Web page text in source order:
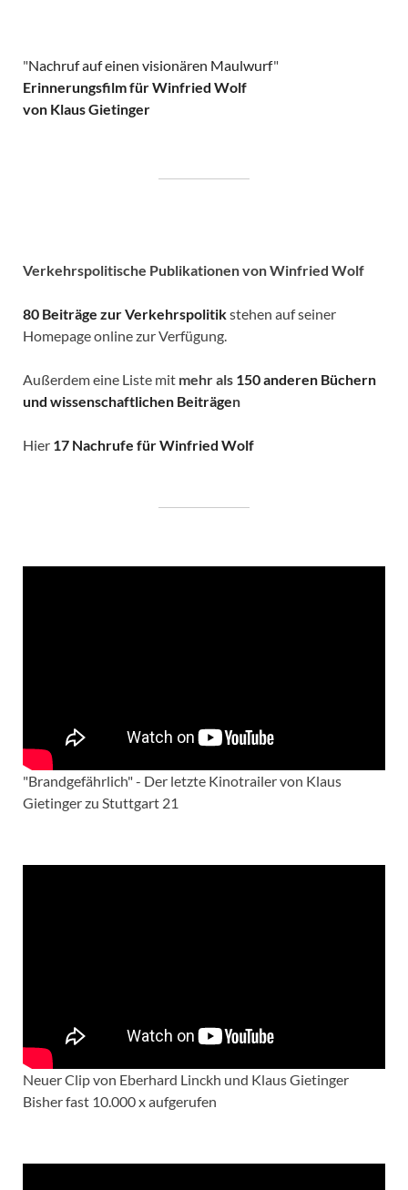
"Nachruf auf einen visionären Maulwurf"
Erinnerungsfilm für Winfried Wolf
von Klaus Gietinger
Verkehrspolitische Publikationen von Winfried Wolf
80 Beiträge zur Verkehrspolitikstehen auf seiner
Homepage online zur Verfügung.
Außerdem eine Liste mit mehr als 150 anderen Büchern
und wissenschaftlichen Beiträgen
Hier 17 Nachrufe für Winfried Wolf
"Brandgefährlich" - Der letzte Kinotrailer von Klaus
Gietinger zu Stuttgart 21
Neuer Clip von Eberhard Linckh und Klaus Gietinger
Bisher fast 10.000 x aufgerufen